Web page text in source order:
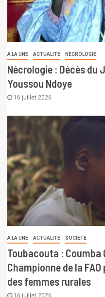
A LA UNE ACTUALITÉ NÉCROLOGIE
Nécrologie : Décès du
Youssou Ndoye
16 juillet 2026
A LA UNE ACTUALITÉ SOCIETÉ
Toubacouta : Coumba
Championne de la
des femmes rurales
16 juillet 2026